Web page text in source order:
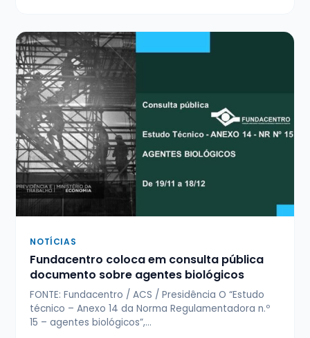
NOTÍCIAS
Fundacentro coloca em consulta pública
documento sobre agentes biológicos
FONTE: Fundacentro / ACS / Presidência O “Estudo
técnico – Anexo 14 da Norma Regulamentadora n.º
15 – agentes biológicos”,…